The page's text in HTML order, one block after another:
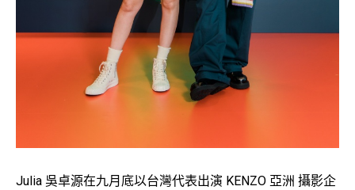
Julia 吳卓源在九月底以台灣代表出演 KENZO 亞洲 攝影企